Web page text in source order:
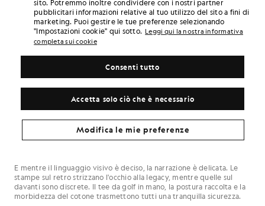
Ogni capo della capsule collection ha uno scopo ben preciso. Felpe e
t-shirt ricche di grafiche recano messaggi che vorrai sfoggiare. La
palette limitata, composta da blu navy, nero, grigio melange e
bianco, è ravvivata da dettagli inaspettati e caratteri tipografici
oversize. Si tratta di un guardaroba quotidiano di carattere:
E mentre il linguaggio visivo è deciso, la narrazione è delicata. Le
stampe sul retro strizzano l'occhio alla legacy, mentre quelle sul
davanti sono discrete. Il tee da golf in mano, la postura raccolta e la
morbidezza del cotone trasmettono tutti una tranquilla sicurezza.
sito. Potremmo inoltre condividere con i nostri partner
pubblicitari informazioni relative al tuo utilizzo del sito a fini di
marketing. Puoi gestire le tue preferenze selezionando
"Impostazioni cookie" qui sotto. Leggi qui la nostra informativa
completa sui cookie
Accetta solo ciò che è necessario
Consenti tutto
Modifica le mie preferenze